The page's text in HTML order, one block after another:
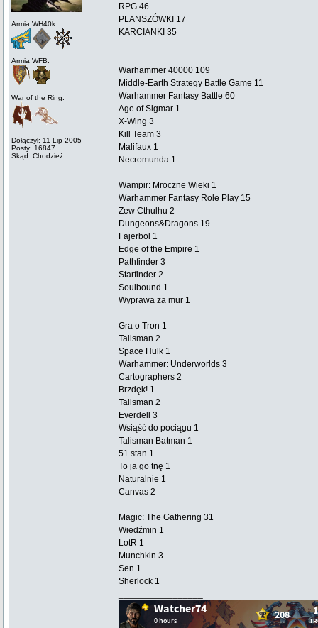
Armia WH40k:
Armia WFB:
War of the Ring:
Dołączył: 11 Lip 2005
Posty: 16847
Skąd: Chodzież
RPG 46
PLANSZÓWKI 17
KARCIANKI 35
Warhammer 40000 109
Middle-Earth Strategy Battle Game 11
Warhammer Fantasy Battle 60
Age of Sigmar 1
X-Wing 3
Kill Team 3
Malifaux 1
Necromunda 1
Wampir: Mroczne Wieki 1
Warhammer Fantasy Role Play 15
Zew Cthulhu 2
Dungeons&Dragons 19
Fajerbol 1
Edge of the Empire 1
Pathfinder 3
Starfinder 2
Soulbound 1
Wyprawa za mur 1
Gra o Tron 1
Talisman 2
Space Hulk 1
Warhammer: Underworlds 3
Cartographers 2
Brzdęk! 1
Talisman 2
Everdell 3
Wsiąść do pociągu 1
Talisman Batman 1
51 stan 1
To ja go tnę 1
Naturalnie 1
Canvas 2
Magic: The Gathering 31
Wiedźmin 1
LotR 1
Munchkin 3
Sen 1
Sherlock 1